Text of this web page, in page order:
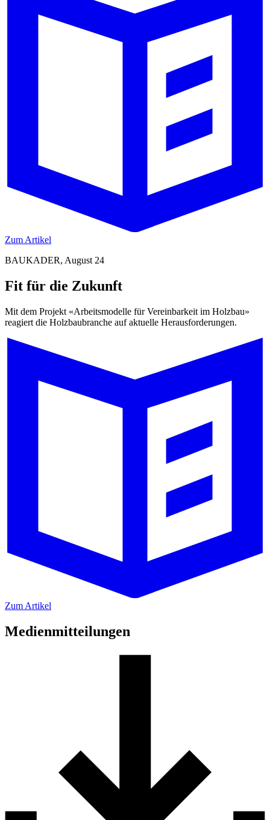
Zum Artikel
BAUKADER, August 24
Fit für die Zukunft
Mit dem Projekt «Arbeitsmodelle für Vereinbarkeit im Holzbau»
reagiert die Holzbaubranche auf aktuelle Herausforderungen.
Zum Artikel
Medienmitteilungen